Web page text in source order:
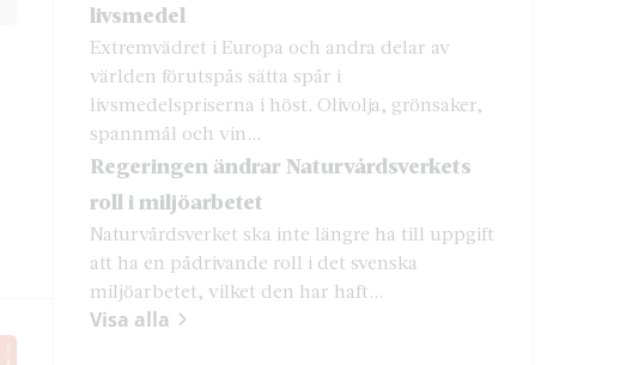
livsmedel
Extremvädret i Europa och andra delar av
världen förutspås sätta spår i
livsmedelspriserna i höst. Olivolja, grönsaker,
spannmål och vin...
Regeringen ändrar Naturvårdsverkets
roll i miljöarbetet
Naturvårdsverket ska inte längre ha till uppgift
att ha en pådrivande roll i det svenska
miljöarbetet, vilket den har haft...
Visa alla